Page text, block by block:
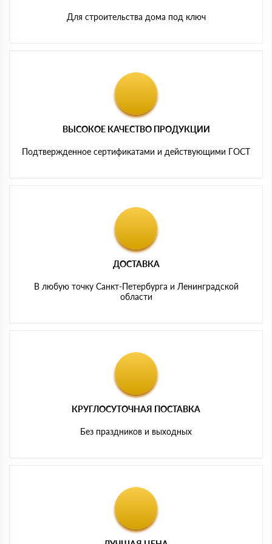
Для строительства дома под ключ
ВЫСОКОЕ КАЧЕСТВО ПРОДУКЦИИ
Подтвержденное сертификатами и действующими ГОСТ
ДОСТАВКА
В любую точку Санкт-Петербурга и Ленинградской
области
КРУГЛОСУТОЧНАЯ ПОСТАВКА
Без праздников и выходных